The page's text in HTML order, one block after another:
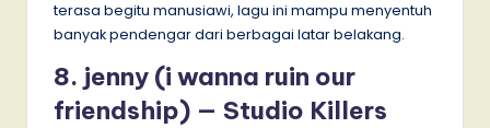
terasa begitu manusiawi, lagu ini mampu menyentuh
banyak pendengar dari berbagai latar belakang.
8. jenny (i wanna ruin our
friendship) — Studio Killers